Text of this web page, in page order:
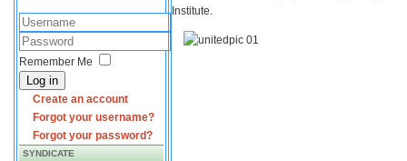
Remember Me
Log in
Create an account
Forgot your username?
Forgot your password?
SYNDICATE
Institute.